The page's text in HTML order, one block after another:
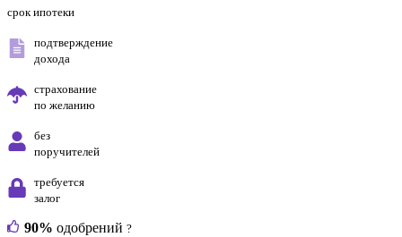
срок ипотеки
подтверждение
дохода
страхование
по желанию
без
поручителей
требуется
залог
90% одобрений ?